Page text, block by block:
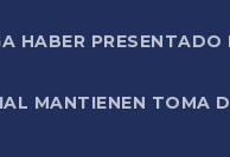
HABER
MANTIENEN TOMA